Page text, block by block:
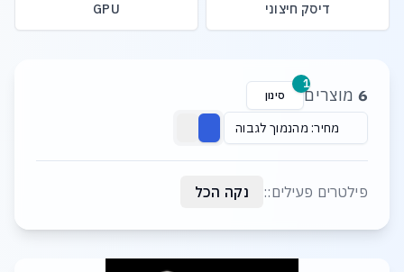
דיסק חיצוני GPU
רשימת מוצרים
6 מוצרים סינון
1
מחיר: מהנמוך לגבוה
פילטרים פעילים:: נקה הכל